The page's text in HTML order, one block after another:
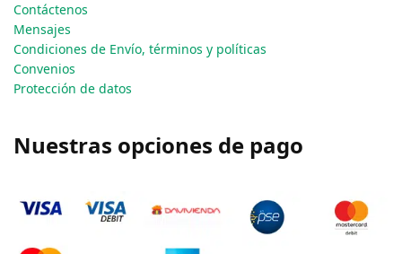
Contáctenos
Mensajes
Condiciones de Envío, términos y políticas
Convenios
Protección de datos
Nuestras opciones de pago